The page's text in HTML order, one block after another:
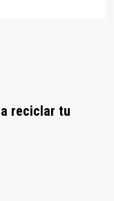
reciclar tu